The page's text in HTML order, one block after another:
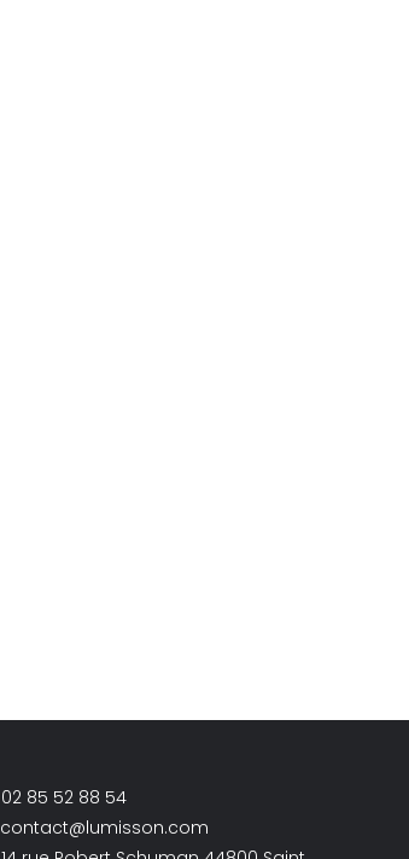
02 85 52 88 54
contact@lumisson.com